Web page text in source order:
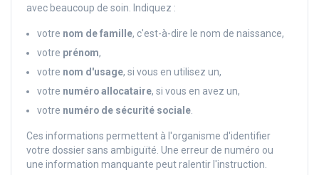
avec beaucoup de soin. Indiquez :
votre nom de famille, c'est-à-dire le nom de naissance,
votre prénom,
votre nom d'usage, si vous en utilisez un,
votre numéro allocataire, si vous en avez un,
votre numéro de sécurité sociale
Ces informations permettent à l'organisme d'identifier
votre dossier sans ambiguïté. Une erreur de numéro ou
une information manquante peut ralentir l'instruction.